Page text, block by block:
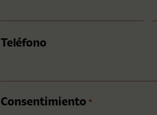
Teléfono
Consentimiento *